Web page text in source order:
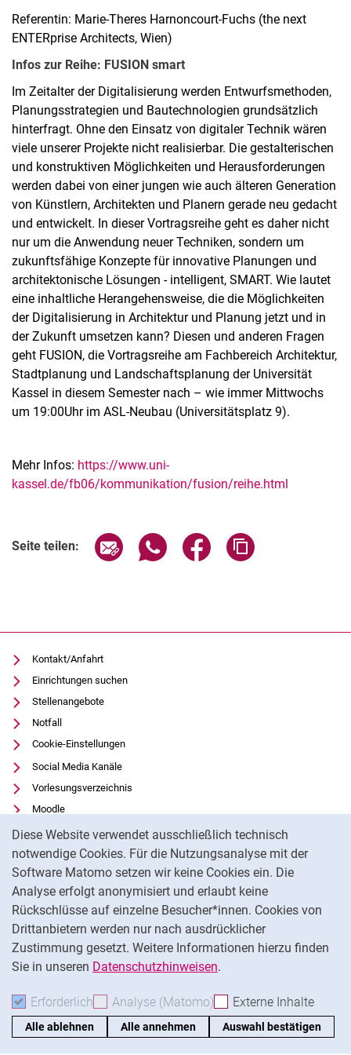
Diese Website verwendet ausschließlich technisch
notwendige Cookies. Für die Nutzungsanalyse mit der
Software Matomo setzen wir keine Cookies ein. Die
Analyse erfolgt anonymisiert und erlaubt keine
Rückschlüsse auf einzelne Besucher*innen. Cookies von
Drittanbietern werden nur nach ausdrücklicher
Zustimmung gesetzt. Weitere Informationen hierzu finden
Sie in unseren Datenschutzhinweisen.
Erforderlich Erforderliche Cookies akzeptieren
Analyse (Matomo) Analyse-Cookies
Externe Inhalte
Alle ablehnen Alle annehmen Auswahl bestätigen
Referentin: Marie-Theres Harnoncourt-Fuchs (the next
ENTERprise Architects, Wien)
Infos zur Reihe: FUSION smart
Im Zeitalter der Digitalisierung werden Entwurfsmethoden,
Planungsstrategien und Bautechnologien grundsätzlich
hinterfragt. Ohne den Einsatz von digitaler Technik wären
viele unserer Projekte nicht realisierbar. Die gestalterischen
und konstruktiven Möglichkeiten und Herausforderungen
werden dabei von einer jungen wie auch älteren Generation
von Künstlern, Architekten und Planern gerade neu gedacht
und entwickelt. In dieser Vortragsreihe geht es daher nicht
nur um die Anwendung neuer Techniken, sondern um
zukunftsfähige Konzepte für innovative Planungen und
architektonische Lösungen - intelligent, SMART. Wie lautet
eine inhaltliche Herangehensweise, die die Möglichkeiten
der Digitalisierung in Architektur und Planung jetzt und in
der Zukunft umsetzen kann? Diesen und anderen Fragen
geht FUSION, die Vortragsreihe am Fachbereich Architektur,
Stadtplanung und Landschaftsplanung der Universität
Kassel in diesem Semester nach – wie immer Mittwochs
um 19:00Uhr im ASL-Neubau (Universitätsplatz 9).
Mehr Infos: https://www.uni-
kassel.de/fb06/kommunikation/fusion/reihe.html
Seite teilen: Seite über E-Mail teilen
Seite über WhatsApp teilen
Seite über Facebook
Kontakt/Anfahrt
Einrichtungen suchen
Stellenangebote
Notfall
Cookie-Einstellungen
Social Media Kanäle
Vorlesungsverzeichnis
Moodle
Panopto
Universitätsbibliothek
Datenschutz
Barrierefreiheit
Transparenter KI-Einsatz